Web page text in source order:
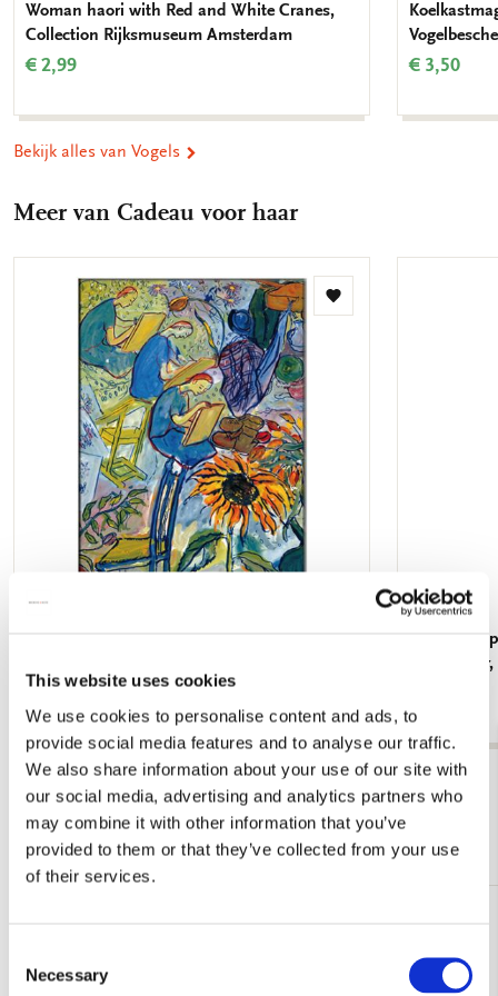
This website uses cookies
We use cookies to personalise content and ads, to
provide social media features and to analyse our traffic.
We also share information about your use of our site with
our social media, advertising and analytics partners who
may combine it with other information that you’ve
provided to them or that they’ve collected from your use
of their services.
Selection
Necessary
Woman haori with Red and White Cranes,
Collection Rijksmuseum Amsterdam
€ 2,99 € 3,50
Bekijk alles van Vogels
Meer van Cadeau voor haar
Toevoegen
€ 3,50
Jan
Bekijk alles van Cadeau voor haar
Meer van Teylers Museum
verlanglijst